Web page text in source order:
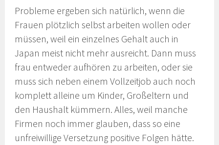
Probleme ergeben sich natürlich, wenn die
Frauen plötzlich selbst arbeiten wollen oder
müssen, weil ein einzelnes Gehalt auch in
Japan meist nicht mehr ausreicht. Dann muss
frau entweder aufhören zu arbeiten, oder sie
muss sich neben einem Vollzeitjob auch noch
komplett alleine um Kinder, Großeltern und
den Haushalt kümmern. Alles, weil manche
Firmen noch immer glauben, dass so eine
unfreiwillige Versetzung positive Folgen hätte.